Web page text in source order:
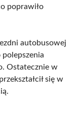
poprawiło
autobusowej
polepszenia
Ostatecznie w
się w